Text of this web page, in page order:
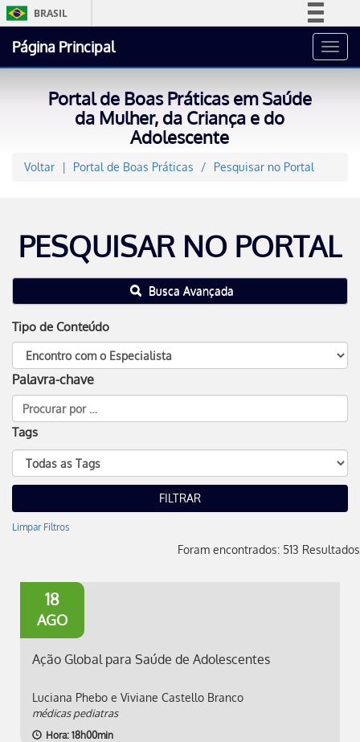
BRASIL
Acesso à informação
Canais
Página Principal
Portal de Boas Práticas em Saúde
da Mulher, da Criança e do
Adolescente
Voltar Portal de Boas Práticas Pesquisar no Portal
PESQUISAR NO PORTAL
Busca Avançada
Tipo de Conteúdo
Palavra-chave
Tags
Limpar Filtros
Foram encontrados: 513 Resultados
18
AGO
Ação Global para Saúde de Adolescentes
Luciana Phebo e Viviane Castello Branco
médicas pediatras
Hora: 18h00min